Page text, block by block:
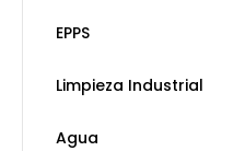
EPPS
Limpieza Industrial
Agua